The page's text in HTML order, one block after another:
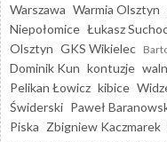
Warszawa Warmia Olsztyn
Niepołomice Łukasz
Olsztyn GKS Wikielec
Dominik Kun kontuzje
Pelikan Łowicz kibice
Świderski Paweł
Piska Zbigniew Kaczmarek